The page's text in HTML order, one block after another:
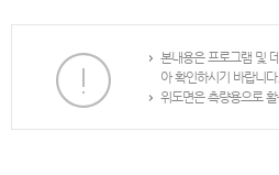
본내용은 프로그램 및
아 확인하시기 바랍니다.
위도면은 측량용으로